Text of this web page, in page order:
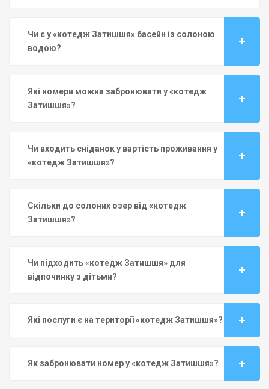
Чи є у «котедж Затишшя» басейн із солоною
водою?
Які номери можна забронювати у «котедж
Затишшя»?
Чи входить сніданок у вартість проживання у
«котедж Затишшя»?
Скільки до солоних озер від «котедж
Затишшя»?
Чи підходить «котедж Затишшя» для
відпочинку з дітьми?
Які послуги є на території «котедж Затишшя»?
Як забронювати номер у «котедж Затишшя»?